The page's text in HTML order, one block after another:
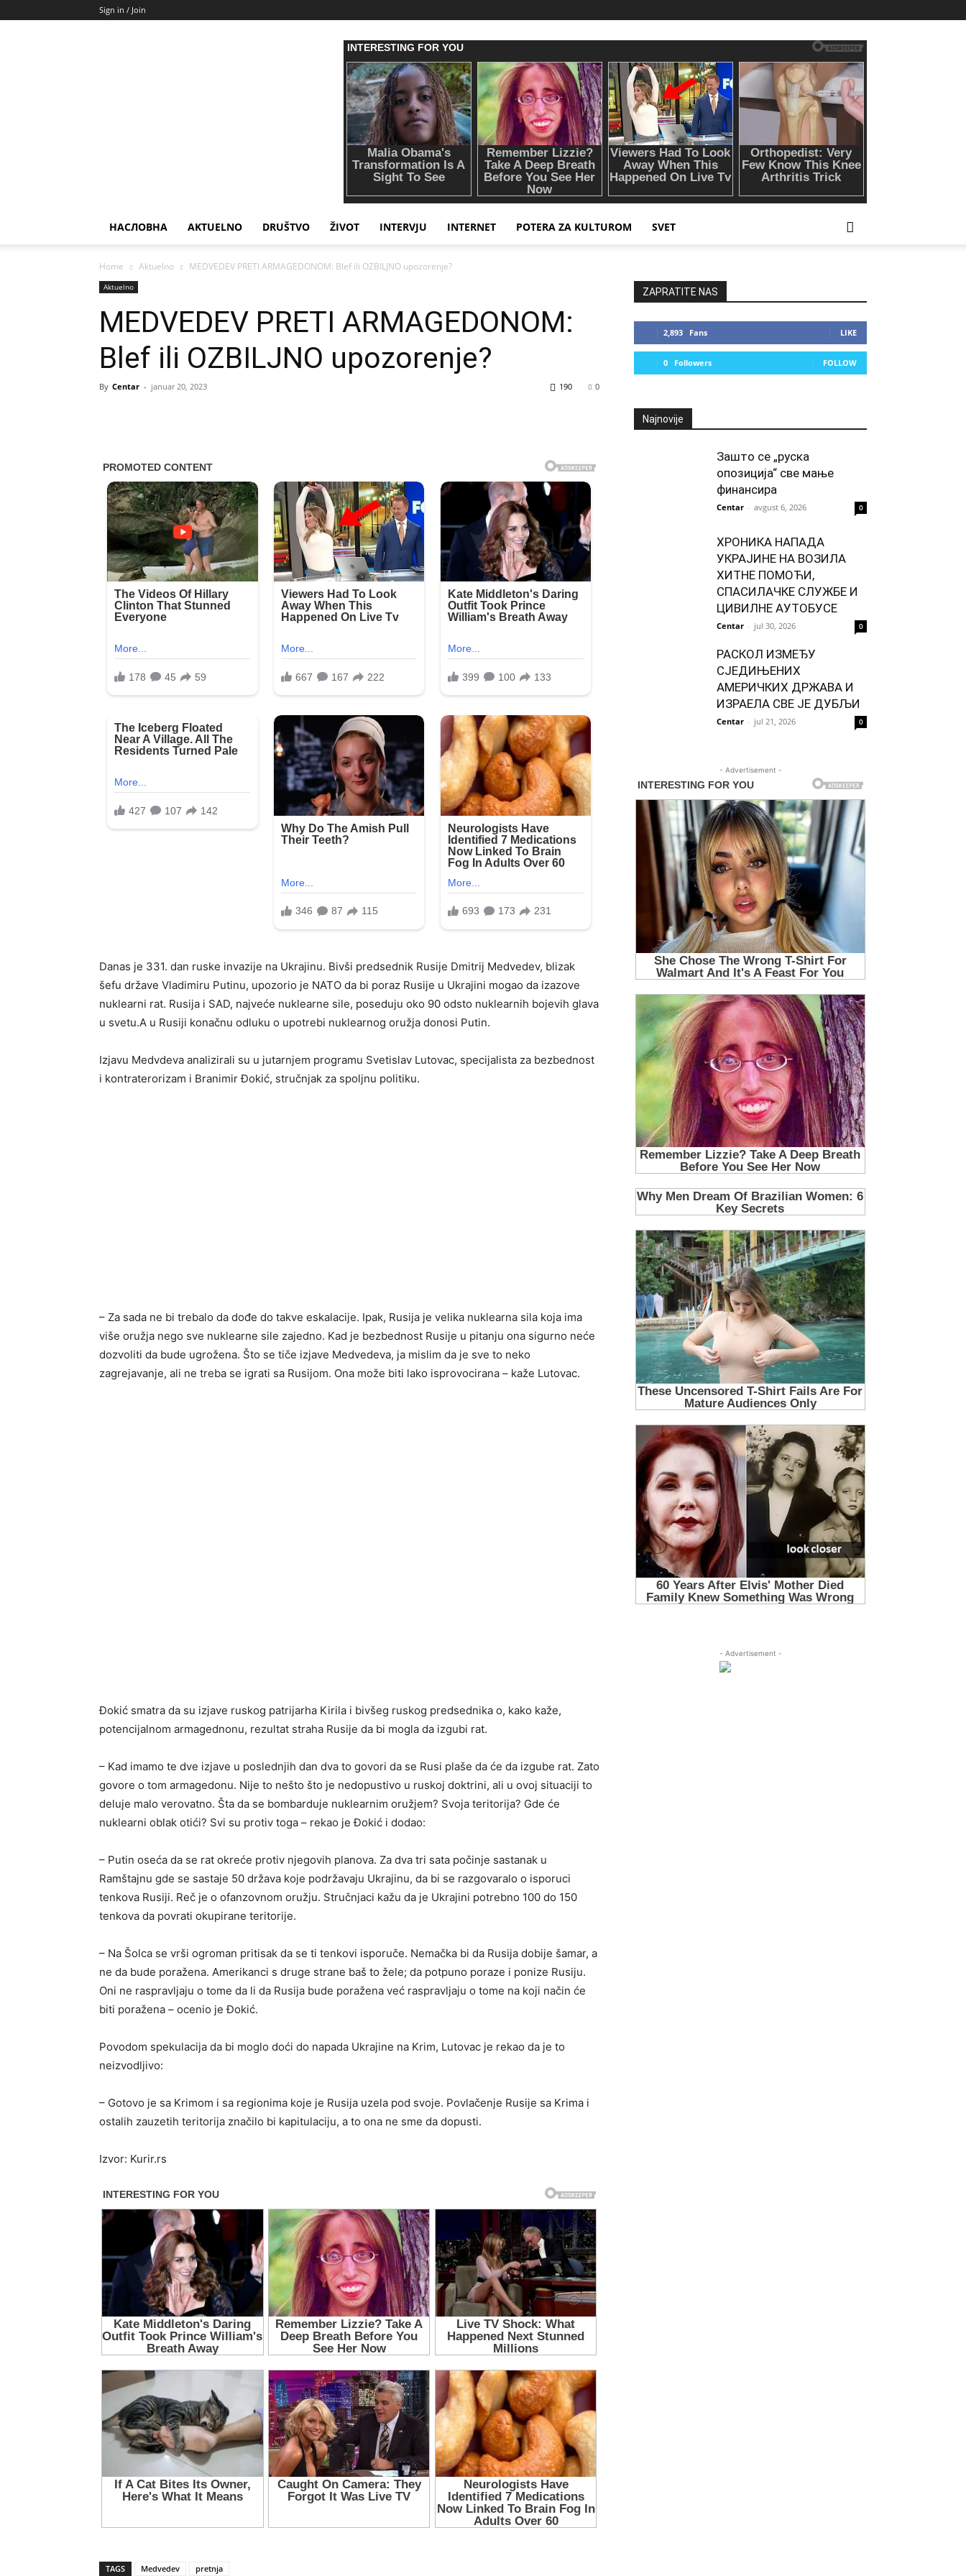
Sign in / Join
НАСЛОВНА AKTUELNO DRUŠTVO ŽIVOT INTERVJU INTERNET POTERA ZA KULTUROM SVET
Home Aktuelno MEDVEDEV PRETI ARMAGEDONOM: Blef ili OZBILJNO upozorenje?
Aktuelno
MEDVEDEV PRETI ARMAGEDONOM:
Blef ili OZBILJNO upozorenje?
By Centar - januar 20, 2023 0
190
Danas je 331. dan ruske invazije na Ukrajinu. Bivši predsednik Rusije Dmitrij Medvedev, blizak
šefu države Vladimiru Putinu, upozorio je NATO da bi poraz Rusije u Ukrajini mogao da izazove
nuklearni rat. Rusija i SAD, najveće nuklearne sile, poseduju oko 90 odsto nuklearnih bojevih glava
u svetu.A u Rusiji konačnu odluku o upotrebi nuklearnog oružja donosi Putin.
Izjavu Medvdeva analizirali su u jutarnjem programu Svetislav Lutovac, specijalista za bezbednost
i kontraterorizam i Branimir Đokić, stručnjak za spoljnu politiku.
– Za sada ne bi trebalo da dođe do takve eskalacije. Ipak, Rusija je velika nuklearna sila koja ima
više oružja nego sve nuklearne sile zajedno. Kad je bezbednost Rusije u pitanju ona sigurno neće
dozvoliti da bude ugrožena. Što se tiče izjave Medvedeva, ja mislim da je sve to neko
zagrejavanje, ali ne treba se igrati sa Rusijom. Ona može biti lako isprovocirana – kaže Lutovac.
Đokić smatra da su izjave ruskog patrijarha Kirila i bivšeg ruskog predsednika o, kako kaže,
potencijalnom armagednonu, rezultat straha Rusije da bi mogla da izgubi rat.
– Kad imamo te dve izjave u poslednjih dan dva to govori da se Rusi plaše da će da izgube rat. Zato
govore o tom armagedonu. Nije to nešto što je nedopustivo u ruskoj doktrini, ali u ovoj situaciji to
deluje malo verovatno. Šta da se bombarduje nuklearnim oružjem? Svoja teritorija? Gde će
nuklearni oblak otići? Svi su protiv toga – rekao je Đokić i dodao:
– Putin oseća da se rat okreće protiv njegovih planova. Za dva tri sata počinje sastanak u
Ramštajnu gde se sastaje 50 država koje podržavaju Ukrajinu, da bi se razgovaralo o isporuci
tenkova Rusiji. Reč je o ofanzovnom oružju. Stručnjaci kažu da je Ukrajini potrebno 100 do 150
tenkova da povrati okupirane teritorije.
– Na Šolca se vrši ogroman pritisak da se ti tenkovi isporuče. Nemačka bi da Rusija dobije šamar, a
ne da bude poražena. Amerikanci s druge strane baš to žele; da potpuno poraze i ponize Rusiju.
Oni ne raspravljaju o tome da li da Rusija bude poražena već raspravljaju o tome na koji način će
biti poražena – ocenio je Đokić.
Povodom spekulacija da bi moglo doći do napada Ukrajine na Krim, Lutovac je rekao da je to
neizvodljivo:
– Gotovo je sa Krimom i sa regionima koje je Rusija uzela pod svoje. Povlačenje Rusije sa Krima i
ostalih zauzetih teritorija značilo bi kapitulaciju, a to ona ne sme da dopusti.
Izvor: Kurir.rs
TAGS Medvedev pretnja
ZAPRATITE NAS
2,893 Fans LIKE
0 Followers FOLLOW
Najnovije
Зашто се „руска
опозиција“ све мање
финансира
Centar - avgust 6, 2026 0
ХРОНИКА НАПАДА
УКРАЈИНЕ НА ВОЗИЛА
ХИТНЕ ПОМОЋИ,
СПАСИЛАЧКЕ СЛУЖБЕ И
ЦИВИЛНЕ АУТОБУСЕ
Centar - jul 30, 2026 0
РАСКОЛ ИЗМЕЂУ
СЈЕДИЊЕНИХ
АМЕРИЧКИХ ДРЖАВА И
ИЗРАЕЛА СВЕ ЈЕ ДУБЉИ
Centar - jul 21, 2026 0
- Advertisement -
- Advertisement -